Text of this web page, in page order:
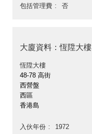
包括管理費
否
大廈資料：恆陞大樓
恆陞大樓
48-78 高街
西營盤
西區
香港島
入伙年份
1972